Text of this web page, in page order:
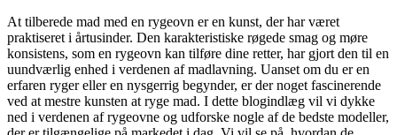
At tilberede mad med en rygeovn er en kunst, der har været
praktiseret i årtusinder. Den karakteristiske røgede smag og møre
konsistens, som en rygeovn kan tilføre dine retter, har gjort den til en
uundværlig enhed i verdenen af madlavning. Uanset om du er en
erfaren ryger eller en nysgerrig begynder, er der noget fascinerende
ved at mestre kunsten at ryge mad. I dette blogindlæg vil vi dykke
ned i verdenen af rygeovne og udforske nogle af de bedste modeller,